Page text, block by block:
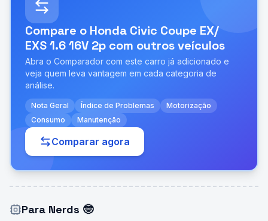
Compare o Honda Civic Coupe EX/
EXS 1.6 16V 2p com outros veículos
Abra o Comparador com este carro já adicionado e
veja quem leva vantagem em cada categoria de
análise.
Nota Geral Índice de Problemas
Motorização
Consumo
Manutenção
Comparar agora
Para Nerds 🤓